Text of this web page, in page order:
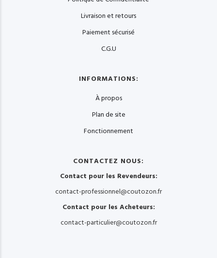
Livraison et retours
Paiement sécurisé
C.G.U
INFORMATIONS:
À propos
Plan de site
Fonctionnement
CONTACTEZ NOUS:
Contact pour les Revendeurs:
contact-professionnel@coutozon.fr
Contact pour les Acheteurs:
contact-particulier@coutozon.fr